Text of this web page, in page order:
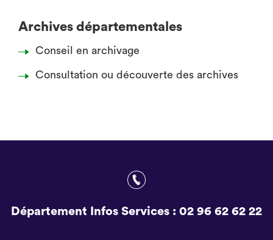
Archives départementales
Conseil en archivage
Consultation ou découverte des archives
Département Infos Services : 02 96 62 62 22